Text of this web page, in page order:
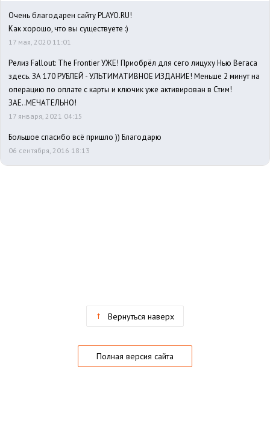
Очень благодарен сайту PLAYO.RU!
Как хорошо, что вы существуете :)
17 мая, 2020 11:01
Релиз Fallout: The Frontier УЖЕ! Приобрёл для сего лицуху Нью Вегаса
здесь. ЗА 170 РУБЛЕЙ - УЛЬТИМАТИВНОЕ ИЗДАНИЕ! Меньше 2 минут на
операцию по оплате с карты и ключик уже активирован в Стим!
ЗАЕ..МЕЧАТЕЛЬНО!
17 января, 2021 04:15
Большое спасибо всё пришло )) Благодарю
06 сентября, 2016 18:13
Вернуться наверх
Полная версия сайта